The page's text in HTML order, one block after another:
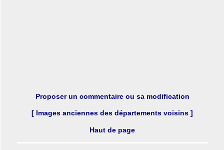
Proposer un commentaire ou sa modification
[ Images anciennes des départements voisins ]
Haut de page